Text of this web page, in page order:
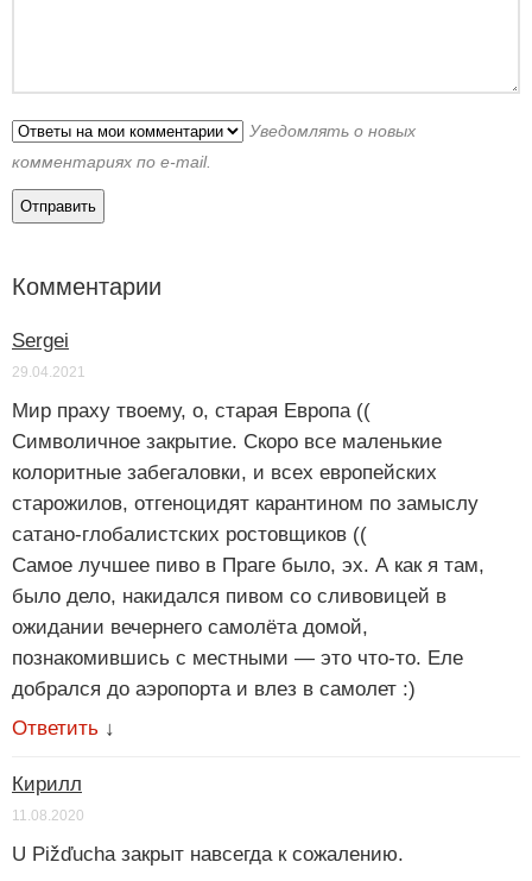
Уведомлять о новых
комментариях по e-mail.
Комментарии
Sergei
29.04.2021
Мир праху твоему, о, старая Европа ((
Символичное закрытие. Скоро все маленькие
колоритные забегаловки, и всех европейских
старожилов, отгеноцидят карантином по замыслу
сатано-глобалистских ростовщиков ((
Самое лучшее пиво в Праге было, эх. А как я там,
было дело, накидался пивом со сливовицей в
ожидании вечернего самолёта домой,
познакомившись с местными — это что-то. Еле
добрался до аэропорта и влез в самолет :)
Ответить ↓
Кирилл
11.08.2020
U Pižďucha закрыт навсегда к сожалению.